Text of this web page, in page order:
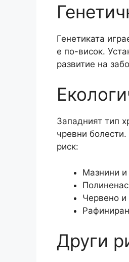
Генетиката
е по-висок.
развитие на
Западният тип
чревни
риск:​
Мазнини и
Червено и
Други